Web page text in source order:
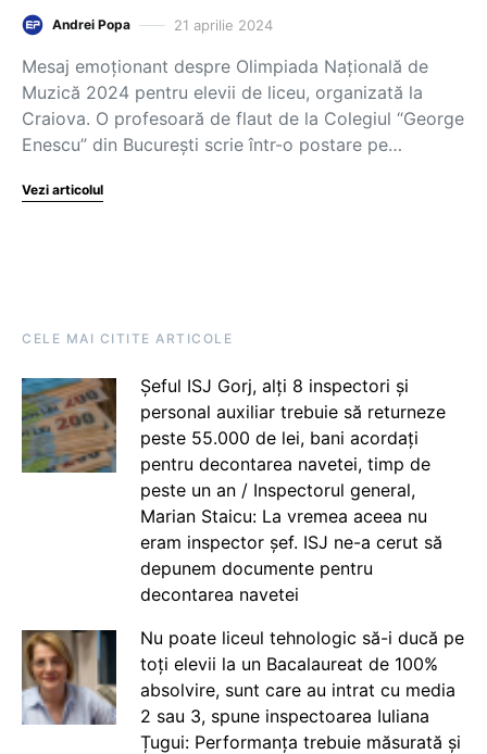
Andrei Popa 21 aprilie 2024
Mesaj emoționant despre Olimpiada Națională de
Muzică 2024 pentru elevii de liceu, organizată la
Craiova. O profesoară de flaut de la Colegiul “George
Enescu” din București scrie într-o postare pe…
Vezi articolul
CELE MAI CITITE ARTICOLE
Șeful ISJ Gorj, alți 8 inspectori și
personal auxiliar trebuie să returneze
peste 55.000 de lei, bani acordați
pentru decontarea navetei, timp de
peste un an / Inspectorul general,
Marian Staicu: La vremea aceea nu
eram inspector șef. ISJ ne-a cerut să
depunem documente pentru
decontarea navetei
Nu poate liceul tehnologic să-i ducă pe
toți elevii la un Bacalaureat de 100%
absolvire, sunt care au intrat cu media
2 sau 3, spune inspectoarea Iuliana
Țugui: Performanța trebuie măsurată și